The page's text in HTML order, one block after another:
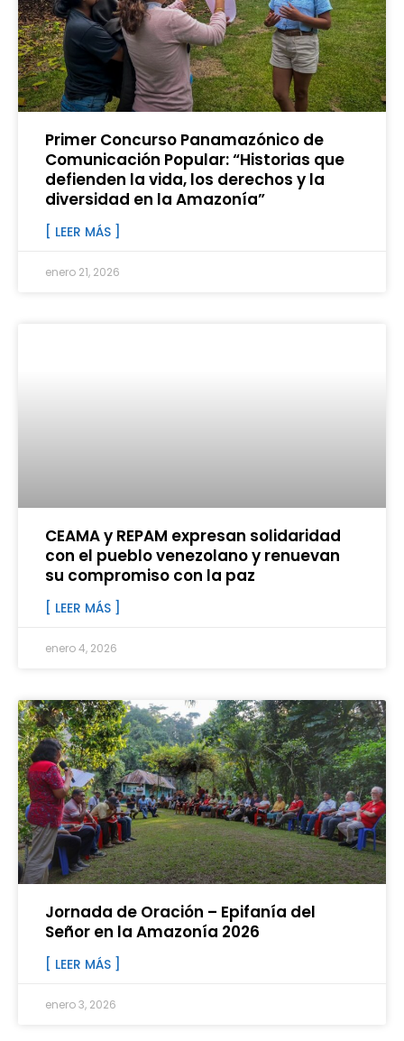
Primer Concurso Panamazónico de
Comunicación Popular: “Historias que
defienden la vida, los derechos y la
diversidad en la Amazonía”
[ LEER MÁS ]
enero 21, 2026
CEAMA y REPAM expresan solidaridad
con el pueblo venezolano y renuevan
su compromiso con la paz
[ LEER MÁS ]
enero 4, 2026
Jornada de Oración – Epifanía del
Señor en la Amazonía 2026
[ LEER MÁS ]
enero 3, 2026